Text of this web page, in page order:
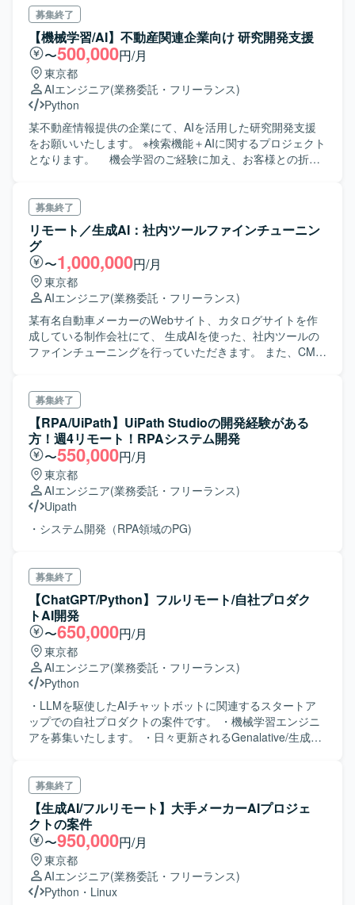
プリケーション開発: TypeScript、Next.jsなどを用いた
Webアプリケーションの作業を行います。 開発環境： フロ
ントエンド: TypeScript, Next.js, React バックエンド:
Python インフラ : GCP, GPU cloud Services 開発ツール :
Slack, Confluence, Jira, Google Workspace, Github 作業環
境： Mac (Appleシリコン) Github Copilotと社内GPT利用可
能
募集終了
【機械学習/AI】不動産関連企業向け 研究開発支援
〜500,000円/月
東京都
AIエンジニア(業務委託・フリーランス)
Python
某不動産情報提供の企業にて、AIを活用した研究開発支援
をお願いいたします。 ※検索機能＋AIに関するプロジェクト
となります。 機会学習のご経験に加え、お客様との折衝
募集終了
リモート／生成AI：社内ツールファインチューニン
グ
〜1,000,000円/月
東京都
AIエンジニア(業務委託・フリーランス)
某有名自動車メーカーのWebサイト、カタログサイトを作
成している制作会社にて、 生成AIを使った、社内ツールの
ファインチューニングを行っていただきます。 また、CMS
すので、サーバーにアップしたり、修正箇所の確認の作業
の想定です。
募集終了
【RPA/UiPath】UiPath Studioの開発経験がある
方！週4リモート！RPAシステム開発
〜550,000円/月
東京都
AIエンジニア(業務委託・フリーランス)
Uipath
・システム開発（RPA領域のPG)
募集終了
【ChatGPT/Python】フルリモート/自社プロダク
トAI開発
〜650,000円/月
東京都
AIエンジニア(業務委託・フリーランス)
Python
・LLMを駆使したAIチャットボットに関連するスタートア
ップでの自社プロダクトの案件です。 ・機械学習エンジニ
アを募集いたします。 ・日々更新されるGenalative/生成系
ChatGPT等の生成系AIに関しての知見が深い方、今後も自
然言語処理の領域において活躍したい、キャッチアップで
きる方がとてもマッチいたします。
募集終了
【生成AI/フルリモート】大手メーカーAIプロジェ
クトの案件
〜950,000円/月
東京都
AIエンジニア(業務委託・フリーランス)
Python ・ Linux